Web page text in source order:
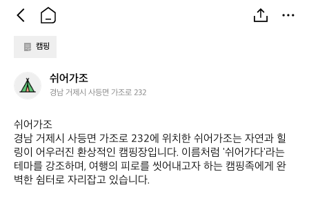
캠핑
어
조
쉬어가조
경남 거제시 사등면 가조로 232
쉬어가조
경남 거제시 사등면 가조로 232에 위치한 쉬어가조는 자연과 힐
링이 어우러진 환상적인 캠핑장입니다. 이름처럼 '쉬어가다'라는
테마를 강조하며, 여행의 피로를 씻어내고자 하는 캠핑족에게 완
벽한 쉼터로 자리잡고 있습니다.